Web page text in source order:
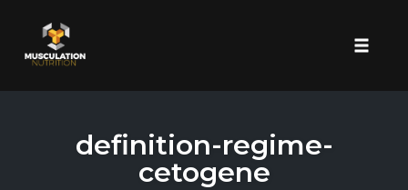
definition-regime-
cetogene